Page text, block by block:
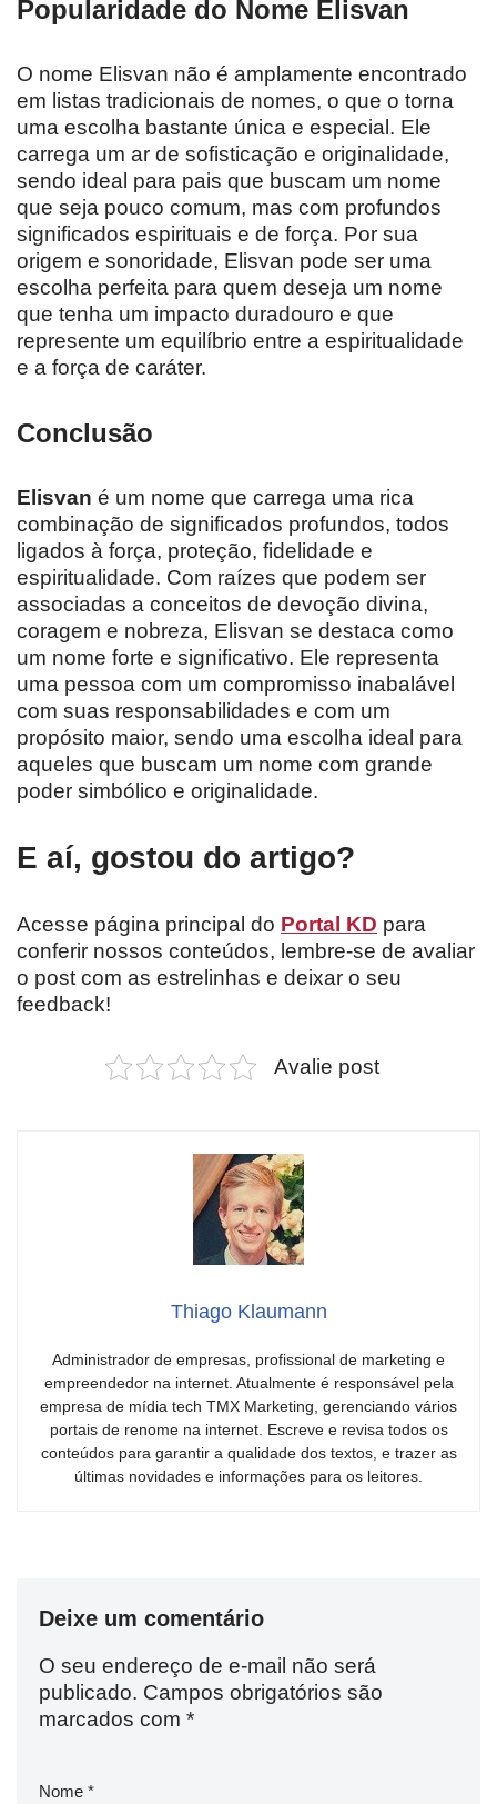
Popularidade do Nome Elisvan
O nome Elisvan não é amplamente encontrado
em listas tradicionais de nomes, o que o torna
uma escolha bastante única e especial. Ele
carrega um ar de sofisticação e originalidade,
sendo ideal para pais que buscam um nome
que seja pouco comum, mas com profundos
significados espirituais e de força. Por sua
origem e sonoridade, Elisvan pode ser uma
escolha perfeita para quem deseja um nome
que tenha um impacto duradouro e que
represente um equilíbrio entre a espiritualidade
e a força de caráter.
Conclusão
Elisvan é um nome que carrega uma rica
combinação de significados profundos, todos
ligados à força, proteção, fidelidade e
espiritualidade. Com raízes que podem ser
associadas a conceitos de devoção divina,
coragem e nobreza, Elisvan se destaca como
um nome forte e significativo. Ele representa
uma pessoa com um compromisso inabalável
com suas responsabilidades e com um
propósito maior, sendo uma escolha ideal para
aqueles que buscam um nome com grande
poder simbólico e originalidade.
E aí, gostou do artigo?
Acesse página principal do Portal KD para
conferir nossos conteúdos, lembre-se de avaliar
o post com as estrelinhas e deixar o seu
feedback!
Avalie post
Thiago Klaumann
Administrador de empresas, profissional de marketing e
empreendedor na internet. Atualmente é responsável pela
empresa de mídia tech TMX Marketing, gerenciando vários
portais de renome na internet. Escreve e revisa todos os
conteúdos para garantir a qualidade dos textos, e trazer as
últimas novidades e informações para os leitores.
Deixe um comentário
O seu endereço de e-mail não será
publicado. Campos obrigatórios são
marcados com *
Nome *